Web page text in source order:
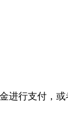
进行支付，